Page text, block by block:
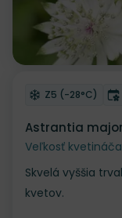
Odober do
Z5 (-28°C)
Astrantia
Veľkosť
Skvelá vyššia
kvetov.